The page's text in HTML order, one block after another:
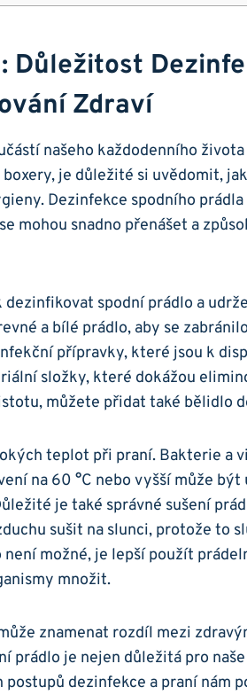
Důležitost
Zdraví
našeho každodenního
je důležité si uvědomit,
Dezinfekce spodního
mohou snadno přenášet a
spodní prádlo a
a bílé prádlo, aby se
přípravky, které jsou k
složky, které dokážou
můžete přidat také bělidlo
teplot při praní. Bakterie a
na 60 °C nebo vyšší může
je také správné sušení
sušit na slunci, protože to
možné, je lepší použít
množit.
znamenat rozdíl mezi
prádlo je nejen důležitá pro
postupů dezinfekce a praní nám